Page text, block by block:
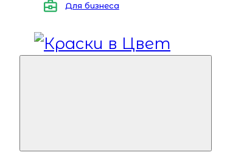
Для бизнеса